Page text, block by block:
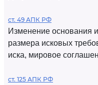
ст. 49 АПК РФ
Изменение основания
размера исковых
иска, мировое
ст. 125 АПК РФ